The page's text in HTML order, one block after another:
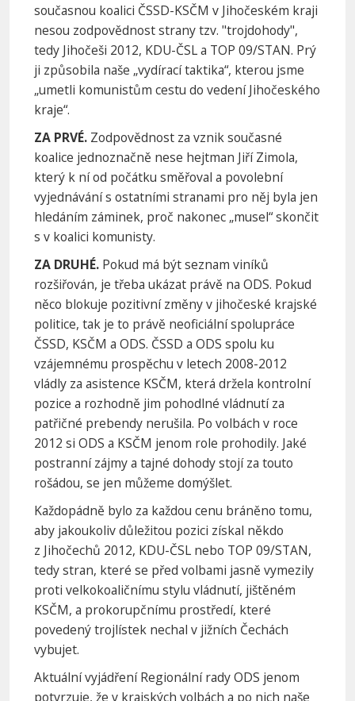
současnou koalici ČSSD-KSČM v Jihočeském kraji
nesou zodpovědnost strany tzv. "trojdohody",
tedy Jihočeši 2012, KDU-ČSL a TOP 09/STAN. Prý
ji způsobila naše „vydírací taktika“, kterou jsme
„umetli komunistům cestu do vedení Jihočeského
kraje“.
ZA PRVÉ. Zodpovědnost za vznik současné
koalice jednoznačně nese hejtman Jiří Zimola,
který k ní od počátku směřoval a povolební
vyjednávání s ostatními stranami pro něj byla jen
hledáním záminek, proč nakonec „musel“ skončit
s v koalici komunisty.
ZA DRUHÉ. Pokud má být seznam viníků
rozšiřován, je třeba ukázat právě na ODS. Pokud
něco blokuje pozitivní změny v jihočeské krajské
politice, tak je to právě neoficiální spolupráce
ČSSD, KSČM a ODS. ČSSD a ODS spolu ku
vzájemnému prospěchu v letech 2008-2012
vládly za asistence KSČM, která držela kontrolní
pozice a rozhodně jim pohodlné vládnutí za
patřičné prebendy nerušila. Po volbách v roce
2012 si ODS a KSČM jenom role prohodily. Jaké
postranní zájmy a tajné dohody stojí za touto
rošádou, se jen můžeme domýšlet.
Každopádně bylo za každou cenu bráněno tomu,
aby jakoukoliv důležitou pozici získal někdo
z Jihočechů 2012, KDU-ČSL nebo TOP 09/STAN,
tedy stran, které se před volbami jasně vymezily
proti velkokoaličnímu stylu vládnutí, jištěném
KSČM, a prokorupčnímu prostředí, které
povedený trojlístek nechal v jižních Čechách
vybujet.
Aktuální vyjádření Regionální rady ODS jenom
potvrzuje, že v krajských volbách a po nich naše